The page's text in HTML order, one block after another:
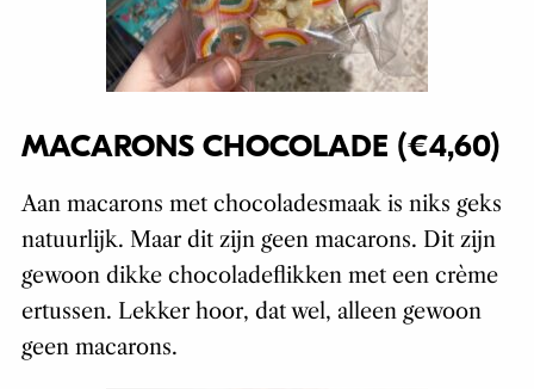
MACARONS CHOCOLADE (€4,60)
Aan macarons met chocoladesmaak is niks geks
natuurlijk. Maar dit zijn geen macarons. Dit zijn
gewoon dikke chocoladeflikken met een crème
ertussen. Lekker hoor, dat wel, alleen gewoon
geen macarons.